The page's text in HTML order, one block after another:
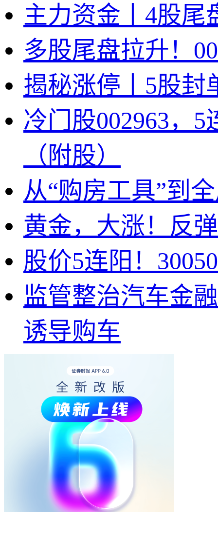
主力资金丨4股尾
多股尾盘拉升！
揭秘涨停丨5股封
冷门股002963，
（附股）
从“购房工具”到
黄金，大涨！反
股价5连阳！
监管整治汽车金
诱导购车